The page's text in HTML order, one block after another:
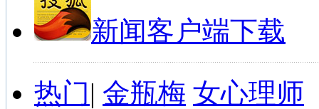
新闻客户端下载
热门| 金瓶梅 女心理师